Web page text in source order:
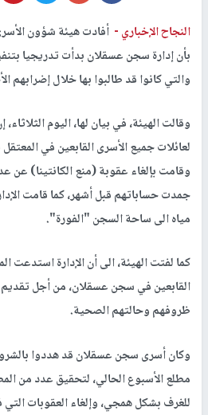
النجاح الإخباري - أفادت هيئة شؤون
بأن إدارة سجن عسقلان بدأت تدريجيا
والتي كانوا قد طالبوا بها خلال إضرابهم
وقالت الهيئة، في بيان لها، اليوم
لعائلات جميع الأسرى القابعين في المعتقل
وقامت بإلغاء عقوبة (منع الكانتينا) عن
جمدت حساباتهم قبل أشهر، كما قامت
مياه الى ساحة السجن "الفورة".
كما لفتت الهيئة، الى أن الإدارة استدعت
القابعين في سجن عسقلان، من أجل تقديم
ظروفهم وحالتهم الصحية.
وكان أسرى سجن عسقلان قد هددوا
مطلع الأسبوع الحالي، لتحقيق عدد من
للغرف بشكل همجي، وإلغاء العقوبات